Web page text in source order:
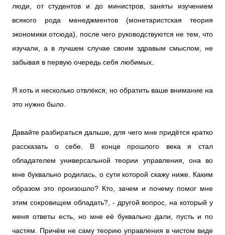
люди, от студентов и до министров, заняты изучением
всякого рода менеджментов (монетаристская теория
экономики отсюда), после чего руководствуются не тем, что
изучали, а в лучшем случае своим здравым смыслом, не
забывая в первую очередь себя любимых.
Я хоть и несколько отвлёкся, но обратить ваше внимание на
это нужно было.
Давайте разбираться дальше, для чего мне придётся кратко
рассказать о себе. В конце прошлого века я стал
обладателем универсальной теории управления, она во
мне буквально родилась, о сути которой скажу ниже. Каким
образом это произошло? Кто, зачем и почему помог мне
этим сокровищем обладать?, - другой вопрос, на который у
меня ответы есть, но мне её буквально дали, пусть и по
частям. Причём не саму теорию управления в чистом виде